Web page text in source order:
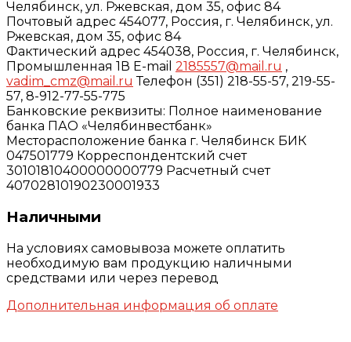
Челябинск, ул. Ржевская, дом 35, офис 84
Почтовый адрес 454077, Россия, г. Челябинск, ул.
Ржевская, дом 35, офис 84
Фактический адрес 454038, Россия, г. Челябинск,
Промышленная 1В E-mail 2185557@mail.ru ,
vadim_cmz@mail.ru Телефон (351) 218-55-57, 219-55-
57, 8-912-77-55-775
Банковские реквизиты: Полное наименование
банка ПАО «Челябинвестбанк»
Месторасположение банка г. Челябинск БИК
047501779 Корреспондентский счет
30101810400000000779 Расчетный счет
40702810190230001933
Наличными
На условиях самовывоза можете оплатить
необходимую вам продукцию наличными
средствами или через перевод
Дополнительная информация об оплате